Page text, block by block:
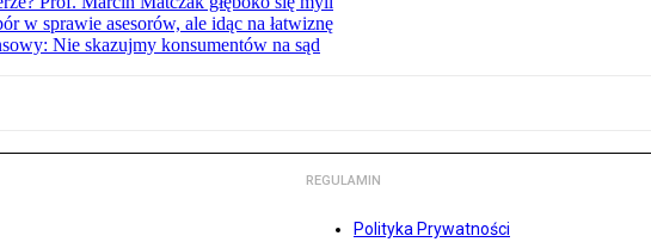
w sprawie asesorów, ale idąc na łatwiznę
Nie skazujmy konsumentów na sąd
REGULAMIN
Polityka Prywatności